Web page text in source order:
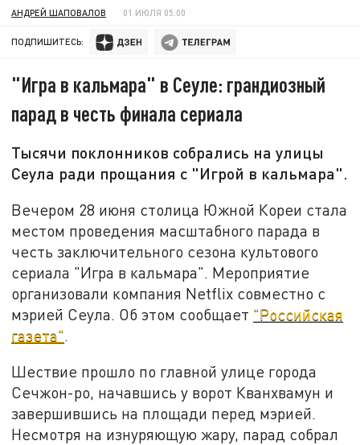
АНДРЕЙ ШАПОВАЛОВ 01 ИЮЛЯ 05:00
ПОДПИШИТЕСЬ:
"Игра в кальмара" в Сеуле: грандиозный
парад в честь финала сериала
Тысячи поклонников собрались на улицы
Сеула ради прощания с "Игрой в кальмара".
Вечером 28 июня столица Южной Кореи стала
местом проведения масштабного парада в
честь заключительного сезона культового
сериала "Игра в кальмара". Мероприятие
организовали компания Netflix совместно с
мэрией Сеула. Об этом сообщает "Российская
газета".
Шествие прошло по главной улице города
Сечжон-ро, начавшись у ворот Кванхвамун и
завершившись на площади перед мэрией.
Несмотря на изнуряющую жару, парад собрал